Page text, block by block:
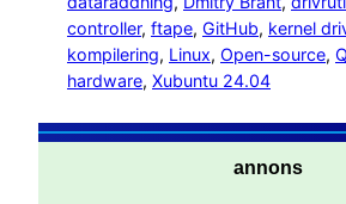
controller, ftape, GitHub, kernel
kompilering, Linux, Open-source,
hardware, Xubuntu 24.04
annons